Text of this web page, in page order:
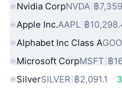
Nvidia CorpNVDA ฿
Apple Inc.AAPL ฿
Alphabet Inc Class A
Microsoft CorpMSFT ฿
SilverSILVER ฿2,091.1